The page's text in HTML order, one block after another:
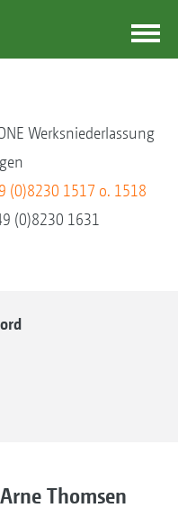
Werksniederlassung
(0)8230 1517 o. 1518
(0)8230 1631
Thomsen